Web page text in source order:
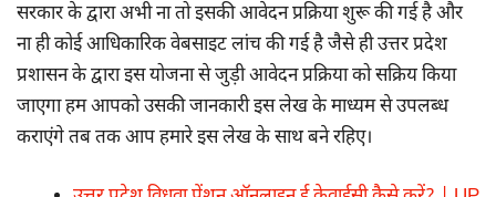
सरकार के द्वारा अभी ना तो इसकी आवेदन प्रक्रिया शुरू की गई है और
ना ही कोई आधिकारिक वेबसाइट लांच की गई है जैसे ही उत्तर प्रदेश
प्रशासन के द्वारा इस योजना से जुड़ी आवेदन प्रक्रिया को सक्रिय किया
जाएगा हम आपको उसकी जानकारी इस लेख के माध्यम से उपलब्ध
कराएंगे तब तक आप हमारे इस लेख के साथ बने रहिए।